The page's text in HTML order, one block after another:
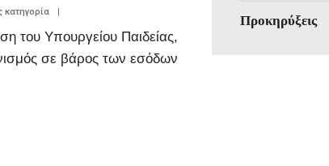
κατηγορία |
του Υπουργείου Παιδείας,
σε βάρος των εσόδων
Προκηρύξεις